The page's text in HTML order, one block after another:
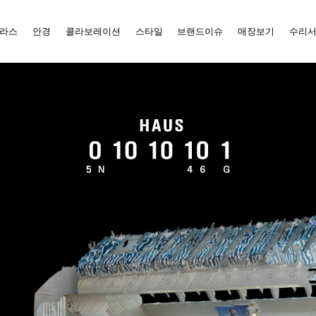
스 안경 콜라보레이션 스타일 브랜드이슈 매장보기 수리